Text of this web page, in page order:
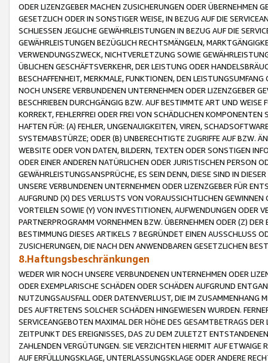
ODER LIZENZGEBER MACHEN ZUSICHERUNGEN ODER ÜBERNEHMEN
GESETZLICH ODER IN SONSTIGER WEISE, IN BEZUG AUF DIE
SCHLIESSEN JEGLICHE GEWÄHRLEISTUNGEN IN BEZUG AUF DIE
GEWÄHRLEISTUNGEN BEZÜGLICH RECHTSMÄNGELN,
VERWENDUNGSZWECK, NICHTVERLETZUNG SOWIE
ÜBLICHEN GESCHÄFTSVERKEHR, DER LEISTUNG ODER
BESCHAFFENHEIT, MERKMALE, FUNKTIONEN, DEN
NOCH UNSERE VERBUNDENEN UNTERNEHMEN ODER LIZENZGEBER
BESCHRIEBEN DURCHGÄNGIG BZW. AUF BESTIMMTE ART UND
KORREKT, FEHLERFREI ODER FREI VON SCHÄDLICHEN
HAFTEN FÜR: (A) FEHLER, UNGENAUIGKEITEN, VIREN,
SYSTEMABSTÜRZE; ODER (B) UNBERECHTIGTE ZUGRIFFE AUF BZW.
WEBSITE ODER VON DATEN, BILDERN, TEXTEN ODER SONSTIGEN
ODER EINER ANDEREN NATÜRLICHEN ODER JURISTISCHEN PERSON
GEWÄHRLEISTUNGSANSPRÜCHE, ES SEIN DENN, DIESE SIND IN
UNSERE VERBUNDENEN UNTERNEHMEN ODER LIZENZGEBER FÜR
AUFGRUND (X) DES VERLUSTS VON VORAUSSICHTLICHEN
VORTEILEN SOWIE (Y) VON INVESTITIONEN, AUFWENDUNGEN ODER
PARTNERPROGRAMM VORNEHMEN BZW. ÜBERNEHMEN ODER (Z)
BESTIMMUNG DIESES ARTIKELS 7 BEGRÜNDET EINEN AUSSCHLUSS
ZUSICHERUNGEN, DIE NACH DEN ANWENDBAREN GESETZLICHEN
8.Haftungsbeschränkungen
WEDER WIR NOCH UNSERE VERBUNDENEN UNTERNEHMEN ODER
ODER EXEMPLARISCHE SCHÄDEN ODER SCHÄDEN AUFGRUND
NUTZUNGSAUSFALL ODER DATENVERLUST, DIE IM ZUSAMMENHANG
DES AUFTRETENS SOLCHER SCHÄDEN HINGEWIESEN WURDEN.
SERVICEANGEBOTEN MAXIMAL DER HÖHE DES GESAMTBETRAGS
ZEITPUNKT DES EREIGNISSES, DAS ZU DEM ZULETZT
ZAHLENDEN VERGÜTUNGEN. SIE VERZICHTEN HIERMIT AUF
AUF ERFÜLLUNGSKLAGE, UNTERLASSUNGSKLAGE ODER ANDERE